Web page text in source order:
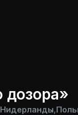
дозора»
Нидерланды,